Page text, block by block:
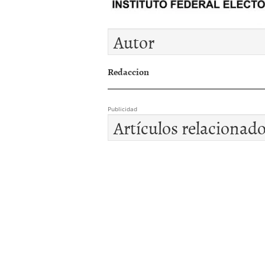
Autor
Redaccion
Publicidad
Artículos